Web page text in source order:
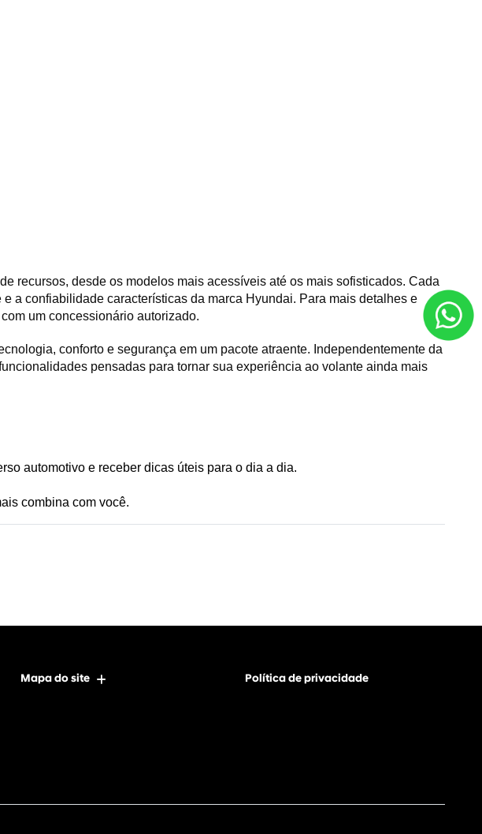
recursos, desde os modelos mais acessíveis até os mais sofisticados. Cada
a confiabilidade características da marca Hyundai. Para mais detalhes e
um concessionário autorizado.
conforto e segurança em um pacote atraente. Independentemente da
pensadas para tornar sua experiência ao volante ainda mais
automotivo e receber dicas úteis para o dia a dia.
combina com você.
Mapa do site Política de privacidade